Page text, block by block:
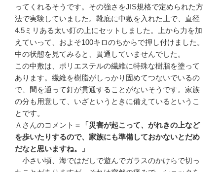
ってくれるそうです。その強さをJIS規格で定められた方
法で実験していました。靴底に中敷を入れた上で、直径
4.5ミリある太い釘の上にセットしました。上から力を加
えていって、およそ100キロのちからで押し付けました。
中の状態を見てみると、貫通していませんでした。
この中敷は、ポリエステルの繊維に特殊な樹脂を塗って
あります。繊維を樹脂がしっかり固めてつないでいるの
で、間を通って釘が貫通することがないそうです。家族
の分も用意して、いざというときに備えているというこ
とです。
Ａさんのコメント＝
「災害が起こって、がれきの上など
を歩いたりするので、家族にも準備しておかないとだめ
だなと思いますね。」
小さい頃、海ではだしで遊んでガラスのかけらで切っ